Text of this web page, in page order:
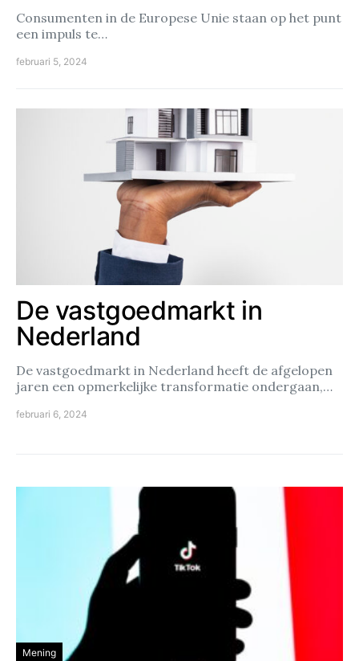
Consumenten in de Europese Unie staan op het punt
een impuls te…
februari 5, 2024
De vastgoedmarkt in
Nederland
De vastgoedmarkt in Nederland heeft de afgelopen
jaren een opmerkelijke transformatie ondergaan,…
februari 6, 2024
Mening